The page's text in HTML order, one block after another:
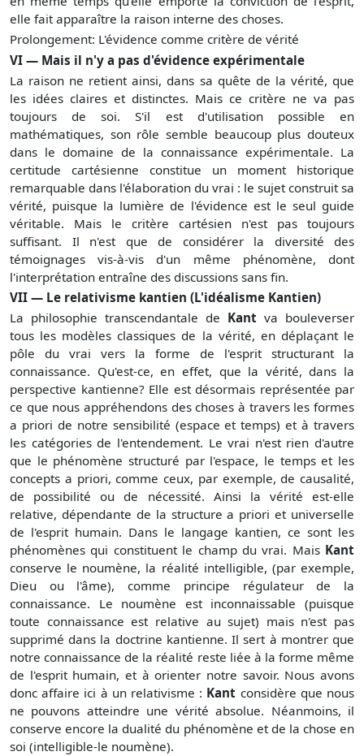
elle fait apparaître la raison interne des choses.
Prolongement: L'évidence comme critère de vérité
VI — Mais il n'y a pas d'évidence expérimentale
La raison ne retient ainsi, dans sa quête de la vérité, que
les idées claires et distinctes. Mais ce critère ne va pas
toujours de soi. S'il est d'utilisation possible en
mathématiques, son rôle semble beaucoup plus douteux
dans le domaine de la connaissance expérimentale. La
certitude cartésienne constitue un moment historique
remarquable dans l'élaboration du vrai : le sujet construit sa
vérité, puisque la lumière de l'évidence est le seul guide
véritable. Mais le critère cartésien n'est pas toujours
suffisant. Il n'est que de considérer la diversité des
témoignages vis-à-vis d'un même phénomène, dont
l'interprétation entraîne des discussions sans fin.
VII — Le relativisme kantien (L'idéalisme Kantien)
La philosophie transcendantale de Kant va bouleverser
tous les modèles classiques de la vérité, en déplaçant le
pôle du vrai vers la forme de l'esprit structurant la
connaissance. Qu'est-ce, en effet, que la vérité, dans la
perspective kantienne? Elle est désormais représentée par
ce que nous appréhendons des choses à travers les formes
a priori de notre sensibilité (espace et temps) et à travers
les catégories de l'entendement. Le vrai n'est rien d'autre
que le phénomène structuré par l'espace, le temps et les
concepts a priori, comme ceux, par exemple, de causalité,
de possibilité ou de nécessité. Ainsi la vérité est-elle
relative, dépendante de la structure a priori et universelle
de l'esprit humain. Dans le langage kantien, ce sont les
phénomènes qui constituent le champ du vrai. Mais Kant
conserve le noumène, la réalité intelligible, (par exemple,
Dieu ou l'âme), comme principe régulateur de la
connaissance. Le noumène est inconnaissable (puisque
toute connaissance est relative au sujet) mais n'est pas
supprimé dans la doctrine kantienne. Il sert à montrer que
notre connaissance de la réalité reste liée à la forme même
de l'esprit humain, et à orienter notre savoir. Nous avons
donc affaire ici à un relativisme : Kant considère que nous
ne pouvons atteindre une vérité absolue. Néanmoins, il
conserve encore la dualité du phénomène et de la chose en
soi (intelligible-le noumène).